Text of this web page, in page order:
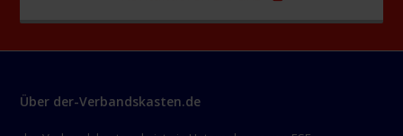
Über der-Verbandskasten.de